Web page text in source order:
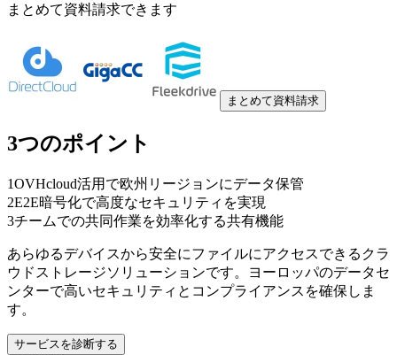
まとめて資料請求できます
まとめて資料請求
3つのポイント
1OVHcloud活用で欧州リージョンにデータ保管
2E2E暗号化で高度なセキュリティを実現
3チームでの共同作業を効率化する共有機能
あらゆるデバイスから安全にファイルにアクセスできるクラ
ウドストレージソリューションです。ヨーロッパのデータセ
ンターで高いセキュリティとコンプライアンスを確保しま
す。
サービスを診断する